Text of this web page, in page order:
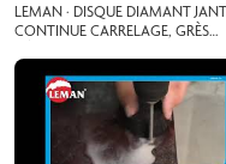
LEMAN · DISQUE DIAMANT
CONTINUE CARRELAGE, GRÈS